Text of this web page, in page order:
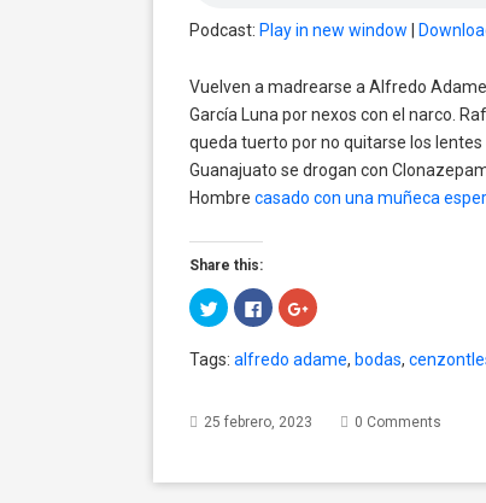
Podcast: Play in new window
Vuelven a madrearse a Alfredo
García Luna por nexos con el narco.
queda tuerto por no quitarse los
Guanajuato se drogan con
Hombre casado con una muñeca
Share this:
Click
to
share
Twitter
window)
Click
to
share
Facebook
window)
Click
to
Google+
window)
Tags: alfredo adame, bodas,
25 febrero, 2023 0 Comments